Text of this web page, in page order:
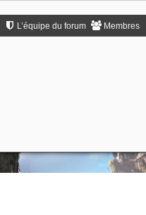
Membres
L’équipe du forum